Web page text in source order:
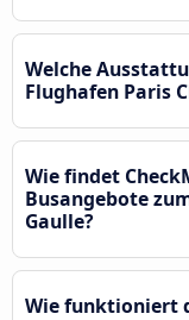
Welche
Flughafen Paris
Wie findet
Busangebote
Gaulle?
Wie funktioniert